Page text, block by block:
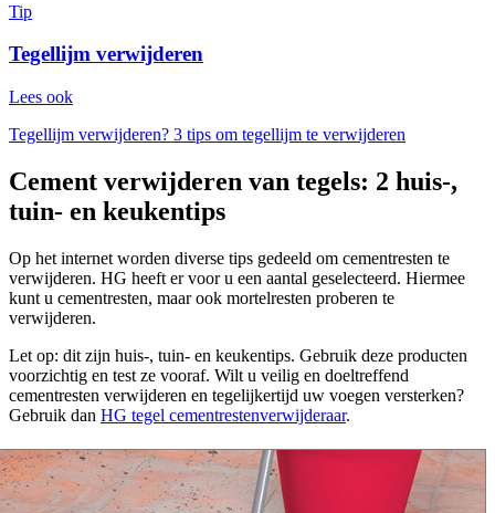
Tip
Tegellijm verwijderen
Lees ook
Tegellijm verwijderen? 3 tips om tegellijm te verwijderen
Cement verwijderen van tegels: 2 huis-,
tuin- en keukentips
Op het internet worden diverse tips gedeeld om cementresten te
verwijderen. HG heeft er voor u een aantal geselecteerd. Hiermee
kunt u cementresten, maar ook mortelresten proberen te
verwijderen.
Let op: dit zijn huis-, tuin- en keukentips. Gebruik deze producten
voorzichtig en test ze vooraf. Wilt u veilig en doeltreffend
cementresten verwijderen en tegelijkertijd uw voegen versterken?
Gebruik dan HG tegel cementrestenverwijderaar.